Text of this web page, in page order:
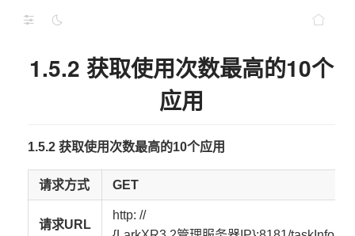
1.5.2 获取使用次数最高的10个
应用
1.5.2 获取使用次数最高的10个应用
请求方式 GET
请求URL
http: //